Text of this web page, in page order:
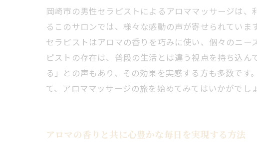
岡崎市の男性セラピストによるアロママッサージは
るこのサロンでは、様々な感動の声が寄せられていま
セラピストはアロマの香りを巧みに使い、個々のニ
ピストの存在は、普段の生活とは違う視点を持ち込
る」との声もあり、その効果を実感する方も多数で
て、アロママッサージの旅を始めてみてはいかがでし
アロマの香りと共に心豊かな毎日を実現する方法